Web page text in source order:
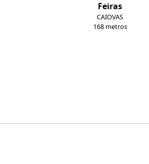
Feiras
CAIOVAS
168 metros